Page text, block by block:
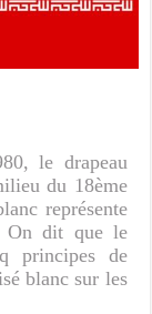
le drapeau
du 18ème
représente
On dit que le
principes de
blanc sur les